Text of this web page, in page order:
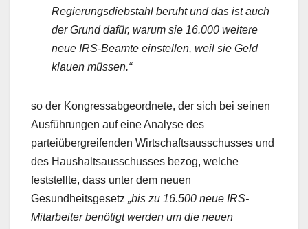
Regierungsdiebstahl beruht und das ist auch
der Grund dafür, warum sie 16.000 weitere
neue IRS-Beamte einstellen, weil sie Geld
klauen müssen.“
so der Kongressabgeordnete, der sich bei seinen
Ausführungen auf eine Analyse des
parteiübergreifenden Wirtschaftsausschusses und
des Haushaltsausschusses bezog, welche
feststellte, dass unter dem neuen
Gesundheitsgesetz „bis zu 16.500 neue IRS-
Mitarbeiter benötigt werden um die neuen